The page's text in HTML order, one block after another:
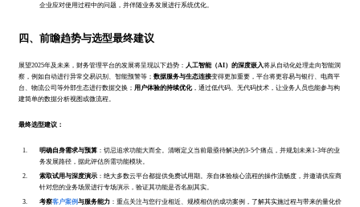
企业应对使用过程中的问题，并伴随业务发展进行系统优化。
四、前瞻趋势与选型最终建议
展望2025年及未来，财务管理平台的发展将呈现以下趋势： 人工智能（AI）的深度嵌入将从自动化处理走向智能洞
察，例如自动进行异常交易识别、智能预警等；数据服务与生态连接变得更加重要，平台将更容易与银行、电商平
台、物流公司等外部生态进行数据交换；用户体验的持续优化，通过低代码、无代码技术，让业务人员也能参与构
建简单的数据分析视图或微流程。
最终选型建议：
明确自身需求与预算：切忌追求功能大而全。清晰定义当前最亟待解决的3-5个痛点，并规划未来1-3年的业
务发展路径，据此评估所需功能模块。
索取试用与深度演示：绝大多数云平台都提供免费试用期。亲自体验核心流程的操作流畅度，并邀请供应商
针对您的业务场景进行专场演示，验证其功能是否名副其实。
考察客户案例与服务能力：重点关注与您行业相近、规模相仿的成功案例，了解其实施过程与带来的量化价